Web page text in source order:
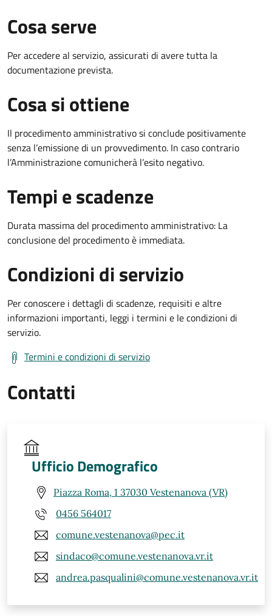
Cosa serve
Per accedere al servizio, assicurati di avere tutta la
documentazione prevista.
Cosa si ottiene
Il procedimento amministrativo si conclude positivamente
senza l’emissione di un provvedimento. In caso contrario
l’Amministrazione comunicherà l’esito negativo.
Tempi e scadenze
Durata massima del procedimento amministrativo: La
conclusione del procedimento è immediata.
Condizioni di servizio
Per conoscere i dettagli di scadenze, requisiti e altre
informazioni importanti, leggi i termini e le condizioni di
servizio.
Termini e condizioni di servizio
Contatti
Ufficio Demografico
Piazza Roma, 1 37030 Vestenanova (VR)
0456 564017
comune.vestenanova@pec.it
sindaco@comune.vestenanova.vr.it
andrea.pasqualini@comune.vestenanova.vr.it